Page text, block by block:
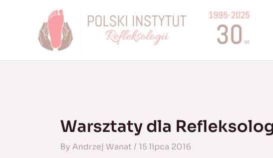
Warsztaty dla
By Andrzej Wanat / 15 lipca 2016